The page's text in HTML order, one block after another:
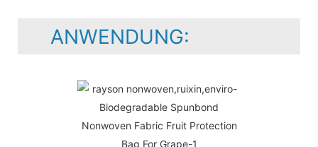
ANWENDUNG: